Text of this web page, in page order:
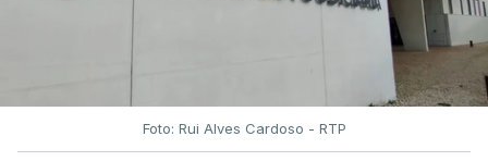
Foto: Rui Alves Cardoso - RTP